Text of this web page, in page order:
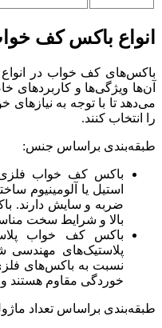
انواع باکس کف
باکس‌های کف خواب در انواع
آن‌ها ویژگی‌ها و کاربردهای
می‌دهد تا با توجه به
را انتخاب کنند.
طبقه‌بندی براساس جنس:
باکس کف خواب
استیل یا آلومینیوم
ضربه و سایش دارند.
بالا و شرایط سخت
باکس کف خواب
پلاستیک‌های
نسبت به باکس‌های فلزی
خوردگی مقاوم هستند
طبقه‌بندی براساس تعداد